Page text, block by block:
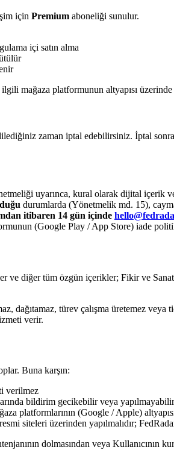
için Premium aboneliği sunulur.
içi satın alma
mağaza platformunun altyapısı
zaman iptal edebilirsiniz. İptal
uyarınca, kural olarak dijital içerik
durumlarda (Yönetmelik md. 15),
itibaren 14 gün içinde
(Google Play / App Store) iade
ve diğer tüm özgün içerikler; Fikir ve
dağıtamaz, türev çalışma üretemez
verir.
Buna karşın:
verilmez
bildirim gecikebilir veya yapılmayabilir
platformlarının (Google / Apple)
siteleri üzerinden yapılmalıdır;
dolmasından veya Kullanıcının